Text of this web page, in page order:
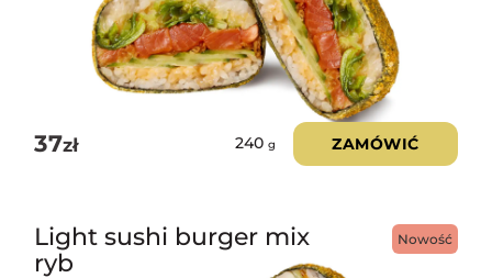
37zł 240 g ZAMÓWIĆ
Nowość
Light sushi burger mix
ryb